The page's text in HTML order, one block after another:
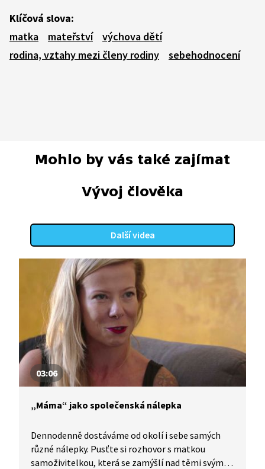
Klíčová slova:
matka
mateřství
výchova dětí
rodina, vztahy mezi členy rodiny
sebehodnocení
Mohlo by vás také zajímat
Vývoj člověka
Další videa
03:06
„Máma“ jako společenská nálepka
Dennodenně dostáváme od okolí i sebe samých
různé nálepky. Pusťte si rozhovor s matkou
samoživitelkou, která se zamýšlí nad těmi svými.